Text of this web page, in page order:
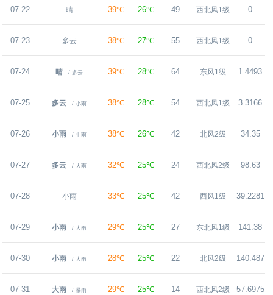
07-22 晴 39℃ 26℃ 49 西北风1级 0
07-23 多云 38℃ 27℃ 55 西北风1级 0
07-24 晴 / 多云 39℃ 28℃ 64 东风1级 1.4493
07-25 多云 / 小雨 38℃ 28℃ 54 西北风1级 3.3166
07-26 小雨 / 中雨 38℃ 26℃ 42 北风2级 34.35
07-27 多云 / 大雨 32℃ 25℃ 24 西北风2级 98.63
07-28 小雨 33℃ 25℃ 42 西风1级 39.2281
07-29 小雨 / 大雨 29℃ 25℃ 27 东北风1级 141.38
07-30 小雨 / 大雨 28℃ 25℃ 22 北风2级 140.487
4
07-31 大雨 / 暴雨 29℃ 25℃ 14 西北风2级 57.6975